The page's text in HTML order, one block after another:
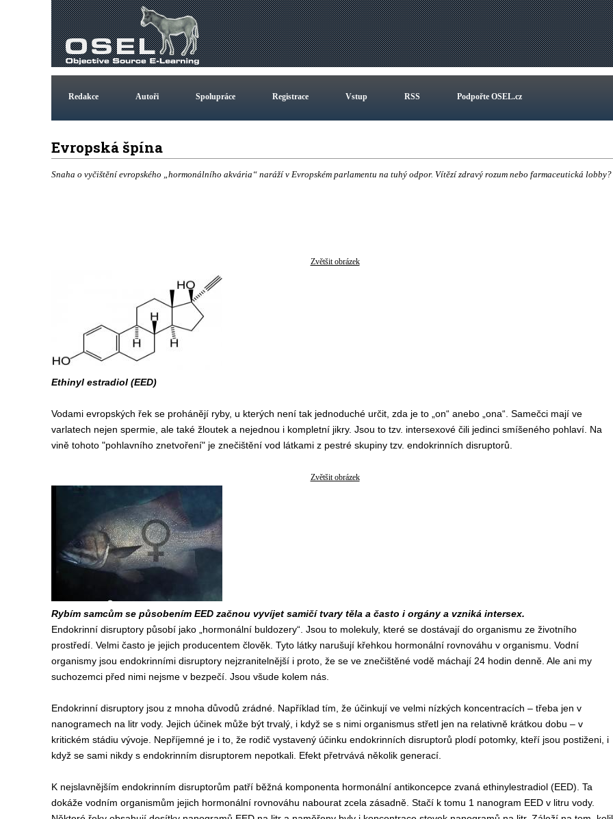
Redakce Autoři Spolupráce Registrace Vstup RSS Podpořte OSEL.cz
Evropská špína
Snaha o vyčištění evropského „hormonálního akvária“ naráží v Evropském parlamentu na tuhý odpor. Vítězí zdravý rozum nebo farmaceutická lobby?
Zvětšit obrázek
Ethinyl estradiol (EED)
Vodami evropských řek se prohánějí ryby, u kterých není tak jednoduché určit, zda je to „on“ anebo „ona“. Samečci mají ve
varlatech nejen spermie, ale také žloutek a nejednou i kompletní jikry. Jsou to tzv. intersexové čili jedinci smíšeného pohlaví. Na
vině tohoto "pohlavního znetvoření" je znečištění vod látkami z pestré skupiny tzv. endokrinních disruptorů.
Zvětšit obrázek
Rybím samcům se působením EED začnou vyvíjet samičí tvary těla a často i orgány a vzniká intersex.
Endokrinní disruptory působí jako „hormonální buldozery“. Jsou to molekuly, které se dostávají do organismu ze životního
prostředí. Velmi často je jejich producentem člověk. Tyto látky narušují křehkou hormonální rovnováhu v organismu. Vodní
organismy jsou endokrinními disruptory nejzranitelnější i proto, že se ve znečištěné vodě máchají 24 hodin denně. Ale ani my
suchozemci před nimi nejsme v bezpečí. Jsou všude kolem nás.
Endokrinní disruptory jsou z mnoha důvodů zrádné. Například tím, že účinkují ve velmi nízkých koncentracích – třeba jen v
nanogramech na litr vody. Jejich účinek může být trvalý, i když se s nimi organismus střetl jen na relativně krátkou dobu – v
kritickém stádiu vývoje. Nepříjemné je i to, že rodič vystavený účinku endokrinních disruptorů plodí potomky, kteří jsou postiženi, i
když se sami nikdy s endokrinním disruptorem nepotkali. Efekt přetrvává několik generací.
K nejslavnějším endokrinním disruptorům patří běžná komponenta hormonální antikoncepce zvaná ethinylestradiol (EED). Ta
dokáže vodním organismům jejich hormonální rovnováhu nabourat zcela zásadně. Stačí k tomu 1 nanogram EED v litru vody.